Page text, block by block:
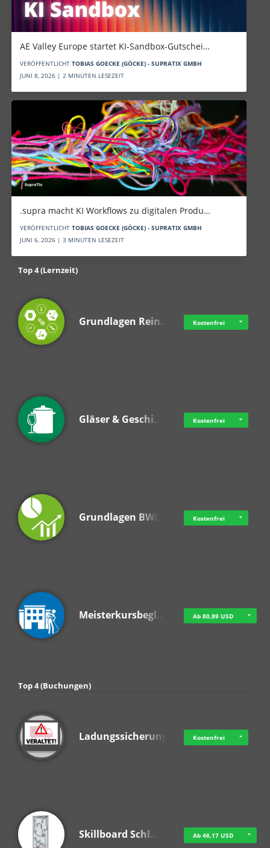
AE Valley Europe startet KI-Sandbox-Gutschei…
VERÖFFENTLICHT TOBIAS GOECKE (GÖCKE) - SUPRATIX GMBH
JUNI 8, 2026 | 2 MINUTEN LESEZEIT
.supra macht KI Workflows zu digitalen Produ…
VERÖFFENTLICHT TOBIAS GOECKE (GÖCKE) - SUPRATIX GMBH
JUNI 6, 2026 | 3 MINUTEN LESEZEIT
Top 4 (Lernzeit)
Grundlagen Rein… Kostenfrei
Gläser & Geschi… Kostenfrei
Grundlagen BWL Kostenfrei
Meisterkursbegl… Ab 80,89 USD
Top 4 (Buchungen)
Ladungssicherung Kostenfrei
Skillboard Schl… Ab 46,17 USD